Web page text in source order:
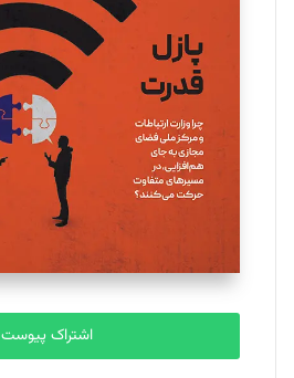
یسنا امان‌پور
تحریریه
ملینا جعفری
تحریریه
مصطفی مسجدی آرانی
تحریریه
بابک نقاش
اشتراک پیوست